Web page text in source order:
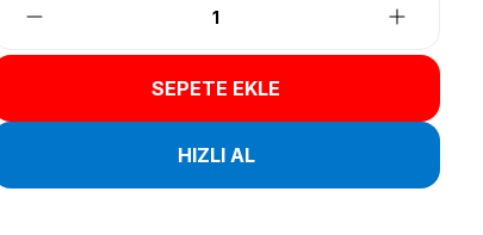
SEPETE EKLE
HIZLI AL